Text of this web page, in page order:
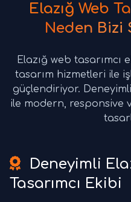
Elazığ Web
Neden Bizi
Elazığ web
tasarım hizmetleri ile
güçlendiriyor.
ile modern, responsive
Deneyimli
Tasarımcı Ekibi